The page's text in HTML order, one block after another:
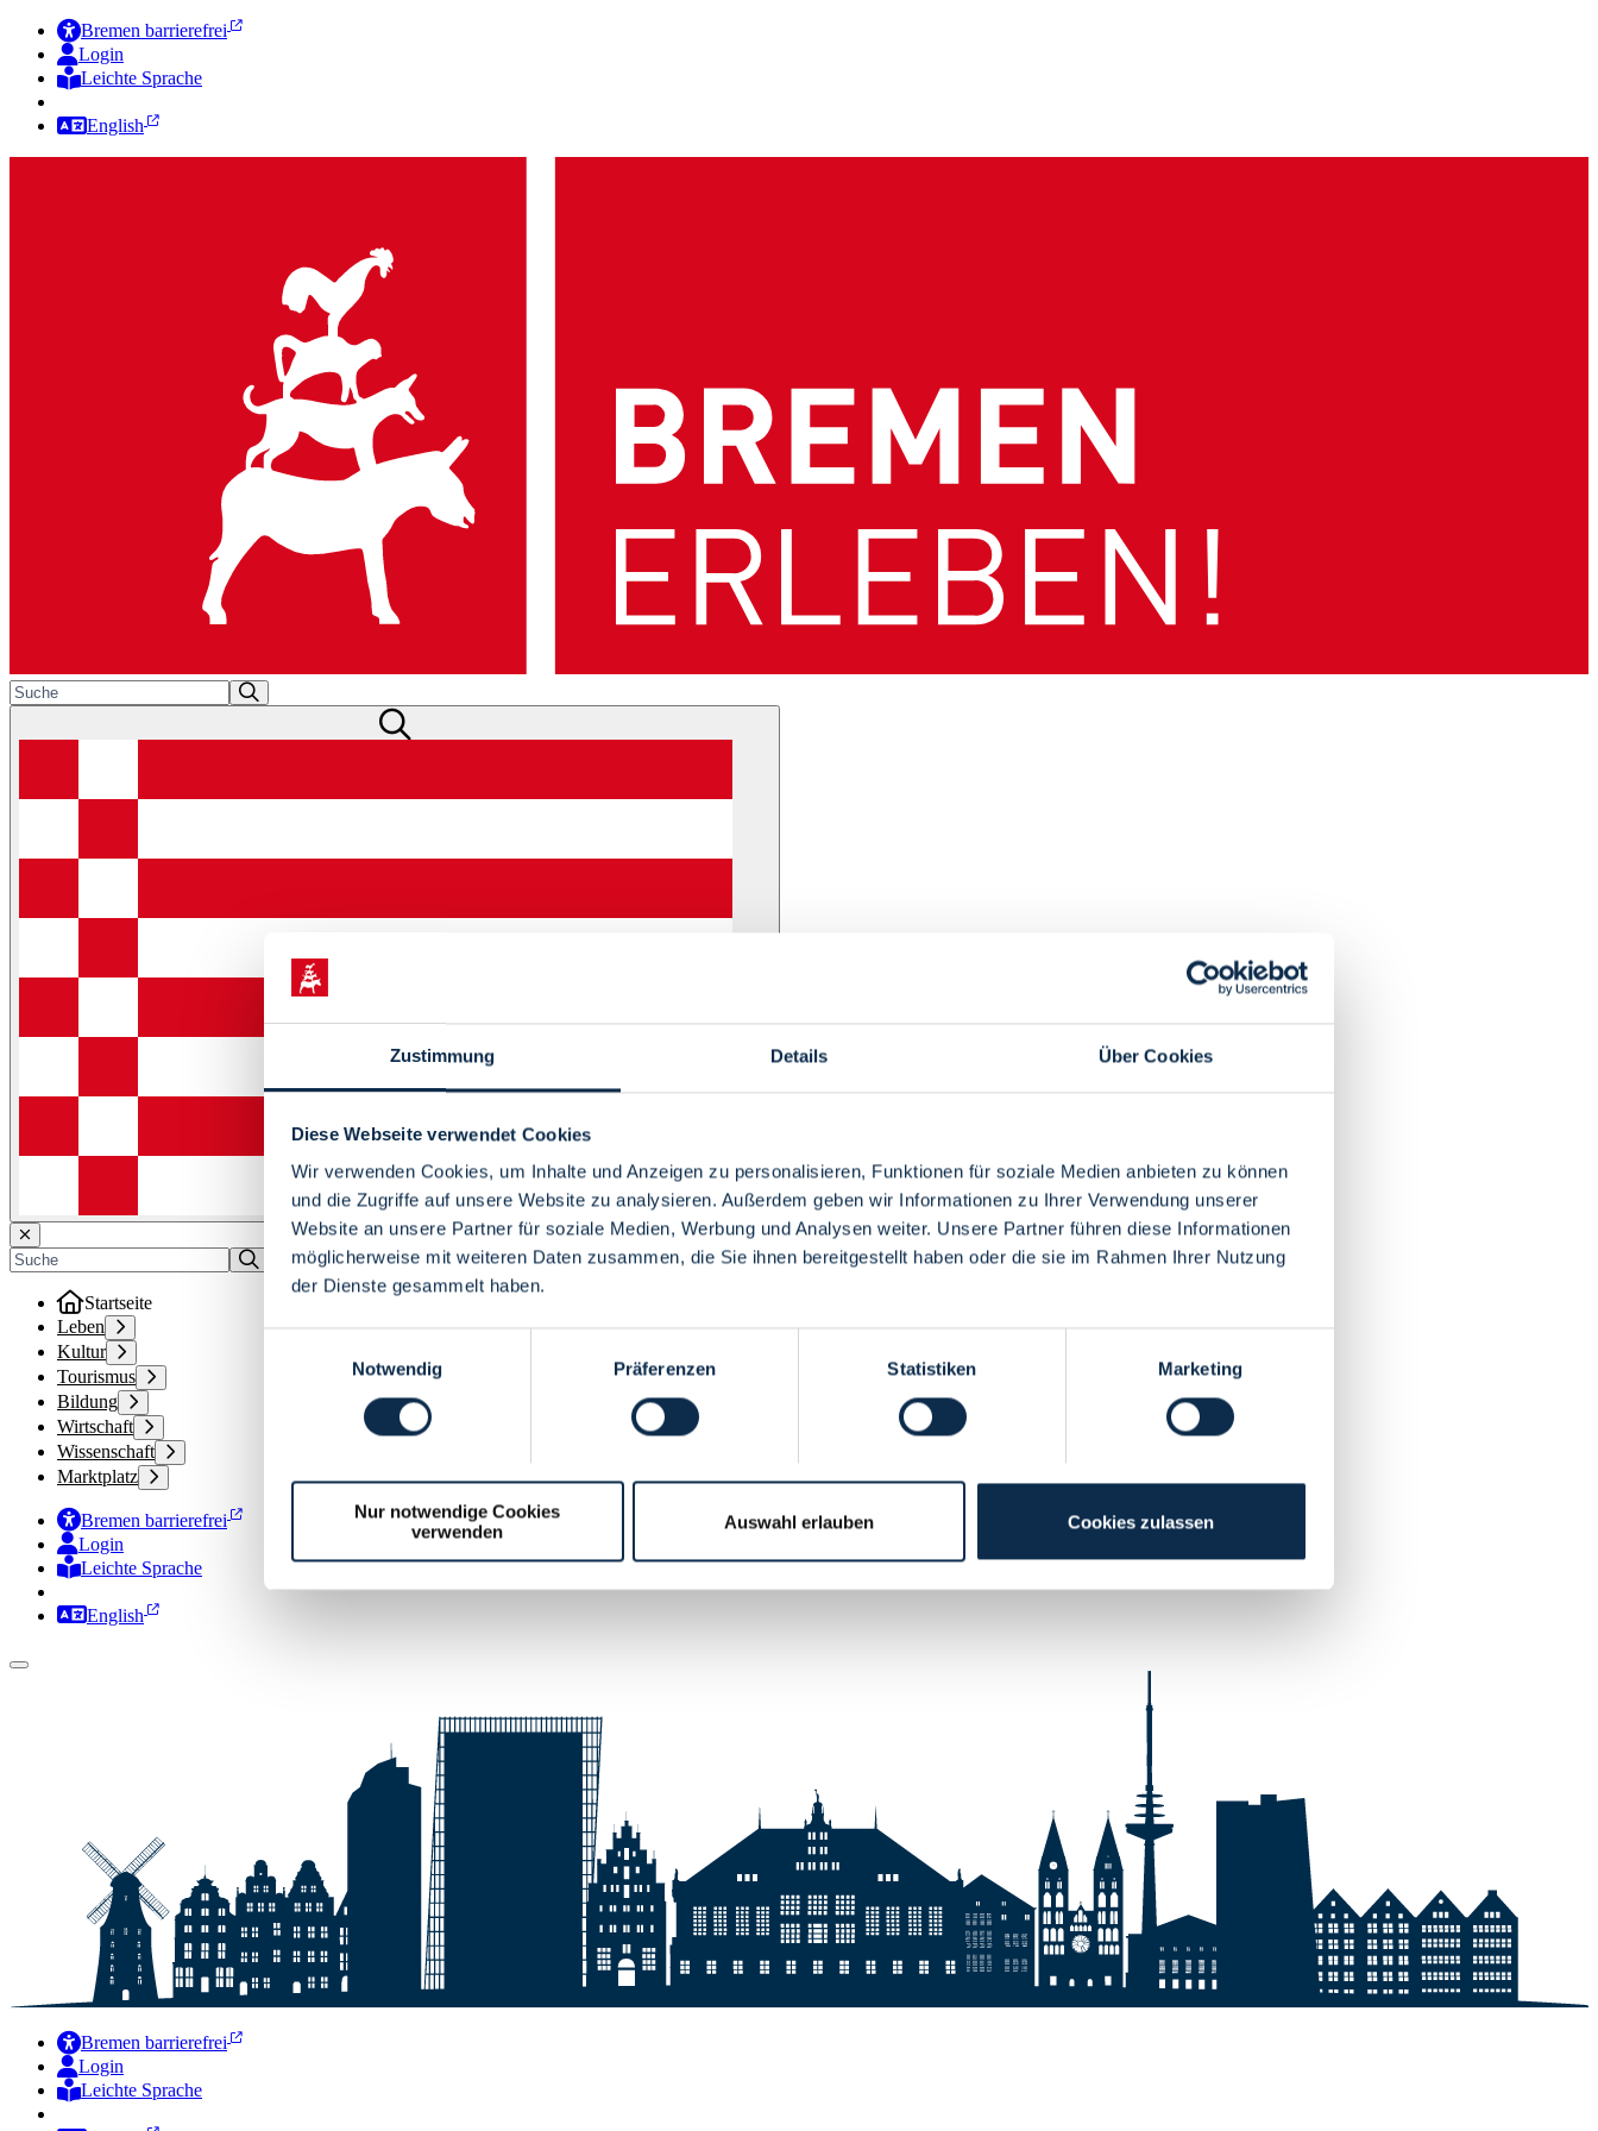
Zustimmung Details Über Cookies
Diese Webseite verwendet Cookies
Wir verwenden Cookies, um Inhalte und Anzeigen zu personalisieren, Funktionen für soziale Medien anbieten zu können
und die Zugriffe auf unsere Website zu analysieren. Außerdem geben wir Informationen zu Ihrer Verwendung unserer
Website an unsere Partner für soziale Medien, Werbung und Analysen weiter. Unsere Partner führen diese Informationen
möglicherweise mit weiteren Daten zusammen, die Sie ihnen bereitgestellt haben oder die sie im Rahmen Ihrer Nutzung
der Dienste gesammelt haben.
Notwendig
Präferenzen Statistiken Marketing
Nur notwendige Cookies
verwenden
Auswahl erlauben Cookies zulassen
Bremen barrierefrei
Login
Leichte Sprache
English
Menü
Startseite
Leben
Kultur
Tourismus
Bildung
Wirtschaft
Wissenschaft
Marktplatz
Bremen barrierefrei
Login
Leichte Sprache
Zur Deutschen Gebärdensprache
English
Bremen barrierefrei
Login
Leichte Sprache